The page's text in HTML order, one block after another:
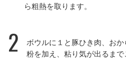
ら粗熱を取ります。
2
ボウルに１と豚ひき肉、お
粉を加え、粘り気が出るまで